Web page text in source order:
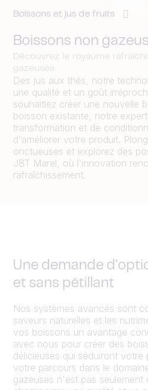
Boissons et jus de fruits
Boissons non
Découvrez le royaume
gazeuses
Des jus aux thés, notre
une qualité et un goût
souhaitiez créer une nouvelle
boisson existante, notre
transformation et de
d'améliorer votre produit.
onctueuses et explorez des
JBT Marel, où l'innovation
rafraîchissement.
Une demande
et sans pétillant
Nos systèmes avancés sont
saveurs naturelles et les
vos boissons un avantage
avec nous pour créer des
délicieuses qui séduiront votre
votre parcours dans le
gazeuses n'est pas